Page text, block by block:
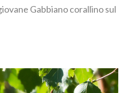
Gabbiano corallino sul